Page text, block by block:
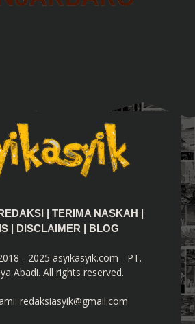
REDAKSI TERIMA NASKAH
DISCLAIMER BLOG
- 2025 asyikasyik.com - PT.
Abadi. All rights reserved.
redaksiasyik@gmail.com